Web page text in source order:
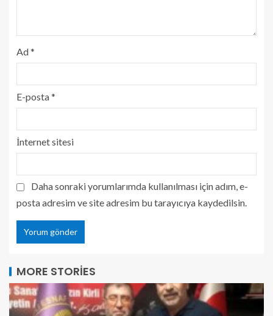
Ad*
E-posta*
İnternet sitesi
Daha sonraki yorumlarımda kullanılması için adım, e-
posta adresim ve site adresim bu tarayıcıya kaydedilsin.
MORE STORIES